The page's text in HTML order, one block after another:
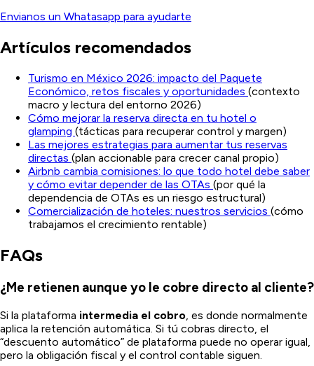
Envianos un Whatasapp para ayudarte
Artículos recomendados
Turismo en México 2026: impacto del Paquete
Económico, retos fiscales y oportunidades (contexto
macro y lectura del entorno 2026)
Cómo mejorar la reserva directa en tu hotel o
glamping (tácticas para recuperar control y margen)
Las mejores estrategias para aumentar tus reservas
directas (plan accionable para crecer canal propio)
Airbnb cambia comisiones: lo que todo hotel debe saber
y cómo evitar depender de las OTAs (por qué la
dependencia de OTAs es un riesgo estructural)
Comercialización de hoteles: nuestros servicios (cómo
trabajamos el crecimiento rentable)
FAQs
¿Me retienen aunque yo le cobre directo al cliente?
Si la plataforma intermedia el cobro , es donde normalmente
aplica la retención automática. Si tú cobras directo, el
“descuento automático” de plataforma puede no operar igual,
pero la obligación fiscal y el control contable siguen.